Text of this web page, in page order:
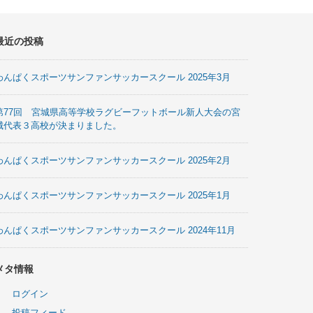
近の投稿
んぱくスポーツサンファンサッカースクール 2025年3月
77回 宮城県高等学校ラグビーフットボール新人大会の宮
代表３高校が決まりました。
んぱくスポーツサンファンサッカースクール 2025年2月
んぱくスポーツサンファンサッカースクール 2025年1月
んぱくスポーツサンファンサッカースクール 2024年11月
タ情報
ログイン